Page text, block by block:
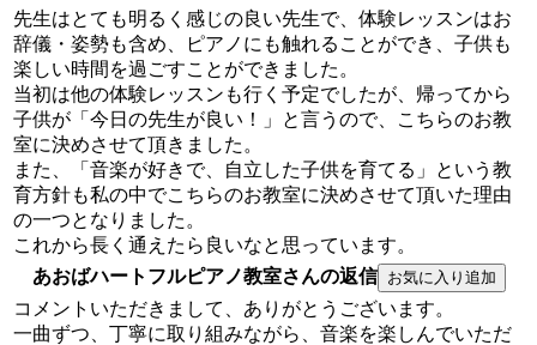
先生はとても明るく感じの良い先生で、体験レッスンはお
辞儀・姿勢も含め、ピアノにも触れることができ、子供も
楽しい時間を過ごすことができました。
当初は他の体験レッスンも行く予定でしたが、帰ってから
子供が「今日の先生が良い！」と言うので、こちらのお教
室に決めさせて頂きました。
また、「音楽が好きで、自立した子供を育てる」という教
育方針も私の中でこちらのお教室に決めさせて頂いた理由
の一つとなりました。
これから長く通えたら良いなと思っています。
あおばハートフルピアノ教室さんの返信
コメントいただきまして、ありがとうございます。
一曲ずつ、丁寧に取り組みながら、音楽を楽しんでいただ